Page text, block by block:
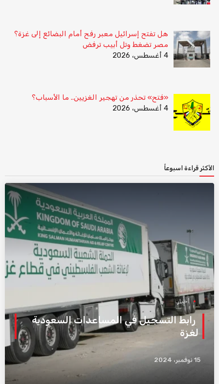
هل تفتح إسرائيل معبر رفح أمام البضائع إلى غزة؟
مصر تضغط وتل أبيب ترفض
4 أغسطس، 2026
«فتح» تحذر من تهجير الغزيين.. ما الأسباب؟
4 أغسطس، 2026
الأكثر قراءة اسبوعاً
أخبار
رابط التسجيل في المساعدات السعودية
لغزة
15 نوفمبر، 2024